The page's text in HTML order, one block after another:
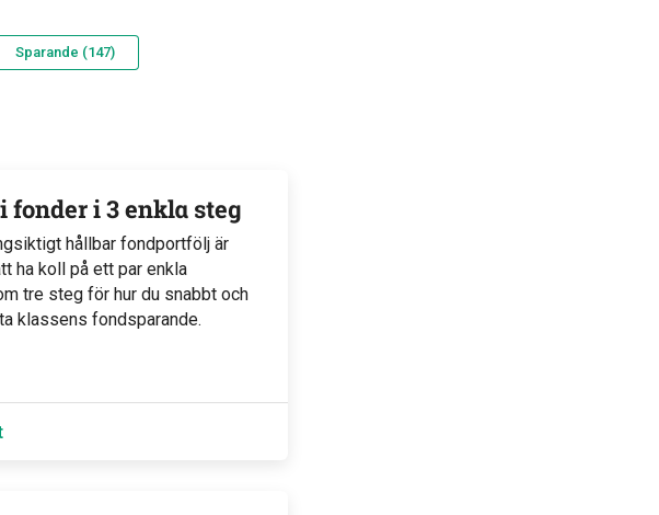
Sparande (147)
fonder i 3 enkla steg
hållbar fondportfölj är
ha koll på ett par enkla
tre steg för hur du snabbt och
klassens fondsparande.